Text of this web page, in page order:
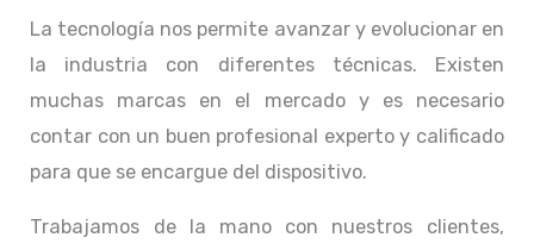
La tecnología nos permite avanzar y evolucionar en
la industria con diferentes técnicas. Existen
muchas marcas en el mercado y es necesario
contar con un buen profesional experto y calificado
para que se encargue del dispositivo.
Trabajamos de la mano con nuestros clientes,